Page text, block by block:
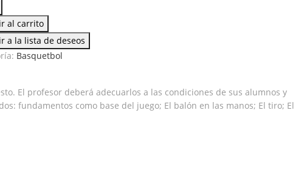
al carrito
a la lista de deseos
Basquetbol
El profesor deberá adecuarlos a las condiciones de sus alumnos y
fundamentos como base del juego; El balón en las manos; El tiro; El